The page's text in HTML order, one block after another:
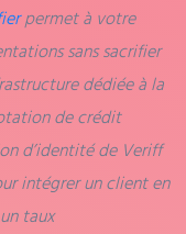
permet à votre
sans sacrifier
dédiée à la
de crédit
d’identité de Veriff
intégrer un client en
taux